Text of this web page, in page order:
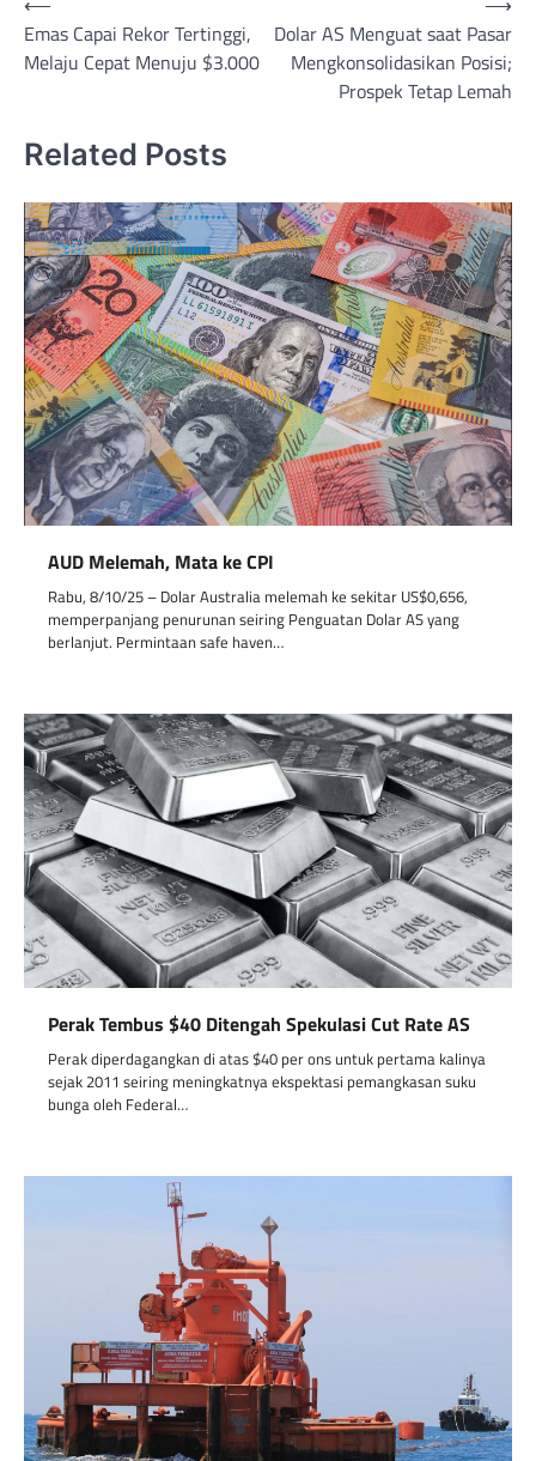
navigation
Emas Capai Rekor Tertinggi,
Melaju Cepat Menuju $3.000
Dolar AS Menguat saat Pasar
Mengkonsolidasikan Posisi;
Prospek Tetap Lemah
Related Posts
AUD Melemah, Mata ke CPI
Rabu, 8/10/25 – Dolar Australia melemah ke sekitar US$0,656,
memperpanjang penurunan seiring Penguatan Dolar AS yang
berlanjut. Permintaan safe haven…
Perak Tembus $40 Ditengah Spekulasi Cut Rate AS
Perak diperdagangkan di atas $40 per ons untuk pertama kalinya
sejak 2011 seiring meningkatnya ekspektasi pemangkasan suku
bunga oleh Federal…